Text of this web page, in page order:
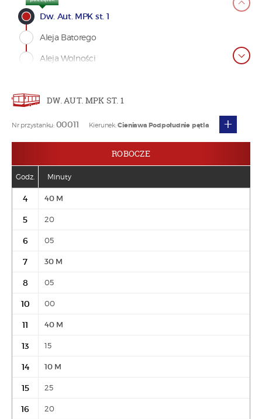
Dw. Aut. MPK st. 1
Aleja Batorego
Aleja Wolności
Lwowska - Kochanowskiego
Lwowska - Naściszowska
Nadbrzeżna - Przedszkole
Nadbrzeżna - Basen
DW. AUT. MPK ST. 1
Nr przystanku: 00011 Kierunek:Cieniawa Podpołudnie pętla +
ROBOCZE
Godz. Minuty
4 40 M
5 20
6 05
7 30 M
8 05
10 00
11 40 M
13 15
14 10 M
15 25
16 20